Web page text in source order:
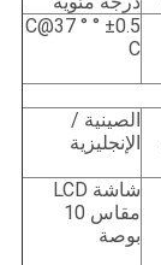
±0.5 ° C@37 °
C
الصينية /
الإنجليزية
شاشة LCD
مقاس 10
بوصة